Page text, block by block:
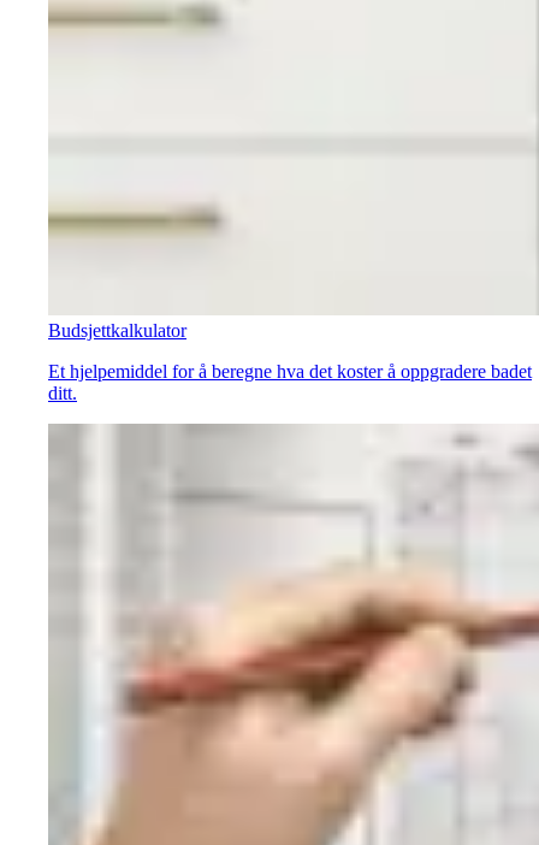
Budsjettkalkulator
Et hjelpemiddel for å beregne hva det koster å oppgradere badet
ditt.